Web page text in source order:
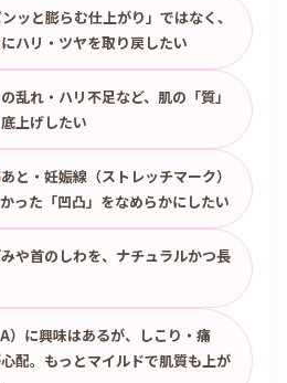
ッと膨らむ仕上がり」ではなく、
ハリ・ツヤを取り戻したい
乱れ・ハリ不足など、肌の「質」
上げしたい
と・妊娠線（ストレッチマーク）
った「凹凸」をなめらかにしたい
や首のしわを、ナチュラルかつ長
）に興味はあるが、しこり・痛
配。もっとマイルドで肌質も上が